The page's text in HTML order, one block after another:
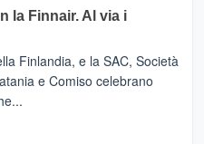
la Finnair. Al via i
Finlandia, e la SAC, Società
e Comiso celebrano